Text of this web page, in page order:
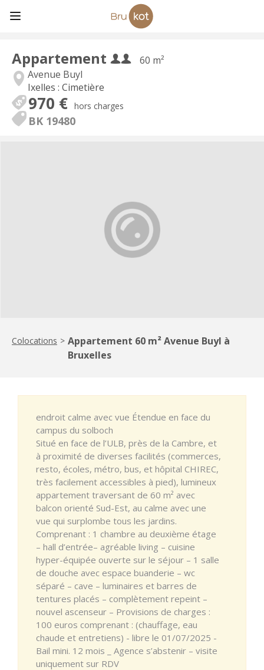
Appartement
60 m²
Avenue Buyl
Ixelles : Cimetière
970 € hors charges
BK 19480
Colocations > Appartement 60 m² Avenue Buyl à
Bruxelles
endroit calme avec vue Étendue en face du
campus du solboch
Situé en face de l’ULB, près de la Cambre, et
à proximité de diverses facilités (commerces,
resto, écoles, métro, bus, et hôpital CHIREC,
très facilement accessibles à pied), lumineux
appartement traversant de 60 m² avec
balcon orienté Sud-Est, au calme avec une
vue qui surplombe tous les jardins.
Comprenant : 1 chambre au deuxième étage
– hall d’entrée– agréable living – cuisine
hyper-équipée ouverte sur le séjour – 1 salle
de douche avec espace buanderie – wc
séparé – cave – luminaires et barres de
tentures placés – complètement repeint –
nouvel ascenseur – Provisions de charges :
100 euros comprenant : (chauffage, eau
chaude et entretiens) - libre le 01/07/2025 -
Bail mini. 12 mois _ Agence s’abstenir – visite
uniquement sur RDV